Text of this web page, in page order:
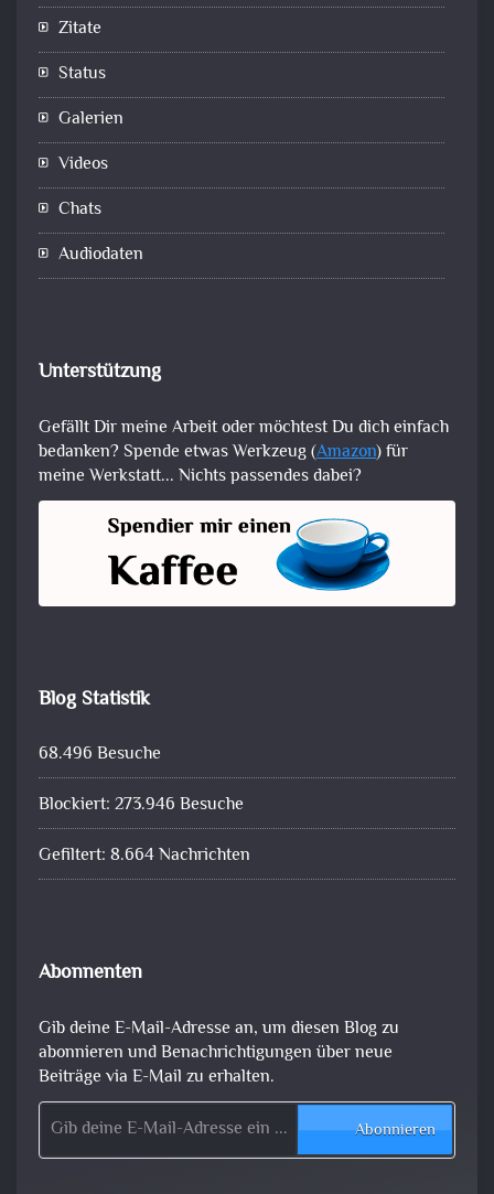
Zitate
Status
Galerien
Videos
Chats
Audiodaten
Unterstützung
Gefällt Dir meine Arbeit oder möchtest Du dich einfach
bedanken? Spende etwas Werkzeug (Amazon) für
meine Werkstatt... Nichts passendes dabei?
Blog Statistik
68.496 Besuche
Blockiert: 273.946 Besuche
Gefiltert: 8.664 Nachrichten
Abonnenten
Gib deine E-Mail-Adresse an, um diesen Blog zu
abonnieren und Benachrichtigungen über neue
Beiträge via E-Mail zu erhalten.
Gib deine E-Mail-Adresse ein ...
Abonnieren